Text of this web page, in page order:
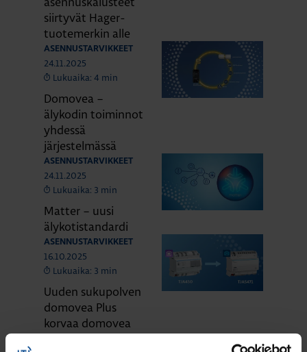
siirtyvät Hager-
tuotemerkin alle
ASENNUSTARVIKKEET
24.11.2025
Lukuaika: 4 min
Domovea –
älykodin toiminnot
yhdessä
järjestelmässä
ASENNUSTARVIKKEET
24.11.2025
Lukuaika: 3 min
Matter – uusi
älykotistandardi
ASENNUSTARVIKKEET
16.10.2025
Lukuaika: 3 min
Uuden sukupolven
domovea Plus
korvaa domovea